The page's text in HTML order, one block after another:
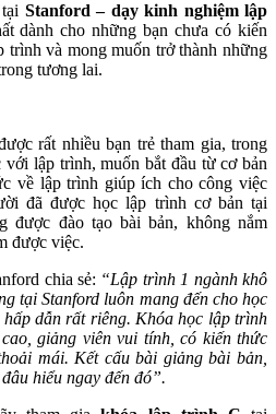
Stanford – dạy kinh nghiệm lập
dành cho những bạn chưa có kiến
trình và mong muốn trở thành những
tương lai.
rất nhiều bạn trẻ tham gia, trong
lập trình, muốn bắt đầu từ cơ bản
về lập trình giúp ích cho công việc
đã được học lập trình cơ bản tại
được đào tạo bài bản, không nắm
được việc.
chia sẻ: “Lập trình 1 ngành khô
tại Stanford luôn mang đến cho học
dẫn rất riêng. Khóa học lập trình
giảng viên vui tính, có kiến thức
mái. Kết cấu bài giảng bài bản,
hiểu ngay đến đó”.